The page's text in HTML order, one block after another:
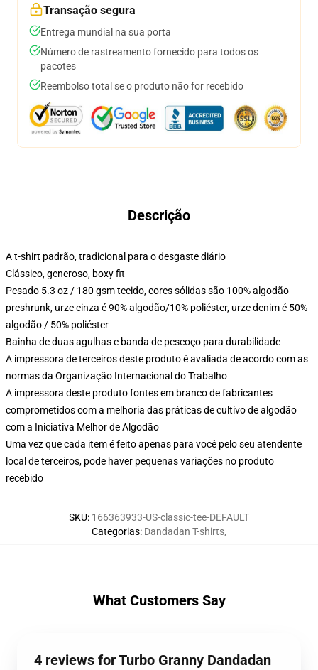
Transação segura
Entrega mundial na sua porta
Número de rastreamento fornecido para todos os
pacotes
Reembolso total se o produto não for recebido
Descrição
A t-shirt padrão, tradicional para o desgaste diário
Clássico, generoso, boxy fit
Pesado 5.3 oz / 180 gsm tecido, cores sólidas são 100% algodão
preshrunk, urze cinza é 90% algodão/10% poliéster, urze denim é 50%
algodão / 50% poliéster
Bainha de duas agulhas e banda de pescoço para durabilidade
A impressora de terceiros deste produto é avaliada de acordo com as
normas da Organização Internacional do Trabalho
A impressora deste produto fontes em branco de fabricantes
comprometidos com a melhoria das práticas de cultivo de algodão
com a Iniciativa Melhor de Algodão
Uma vez que cada item é feito apenas para você pelo seu atendente
local de terceiros, pode haver pequenas variações no produto
recebido
SKU: 166363933-US-classic-tee-DEFAULT
Categorias: Dandadan T-shirts,
What Customers Say
4 reviews for Turbo Granny Dandadan